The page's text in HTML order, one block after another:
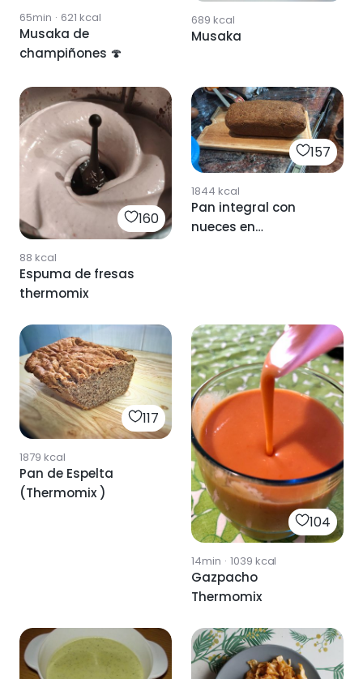
65min · 621 kcal
Musaka de
champiñones 🍄
689 kcal
Musaka
160
88 kcal
Espuma de fresas
thermomix
157
1844 kcal
Pan integral con
nueces en
117
1879 kcal
Pan de Espelta
(Thermomix )
104
14min · 1039 kcal
Gazpacho
Thermomix